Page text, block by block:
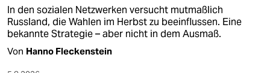
In den sozialen Netzwerken versucht mutmaßlich
Russland, die Wahlen im Herbst zu beeinflussen. Eine
bekannte Strategie – aber nicht in dem Ausmaß.
Von Hanno Fleckenstein